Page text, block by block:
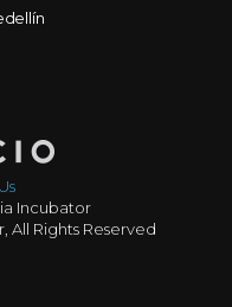
Incubator
All Rights Reserved